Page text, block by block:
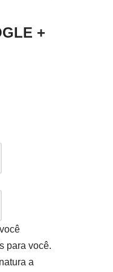
+
para você.
a